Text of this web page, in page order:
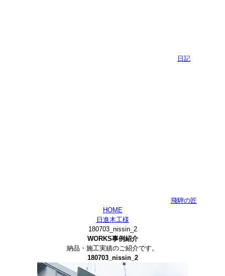
日記
飛騨の匠
HOME
日進木工様
180703_nissin_2
WORKS事例紹介
納品・施工実績のご紹介です。
180703_nissin_2